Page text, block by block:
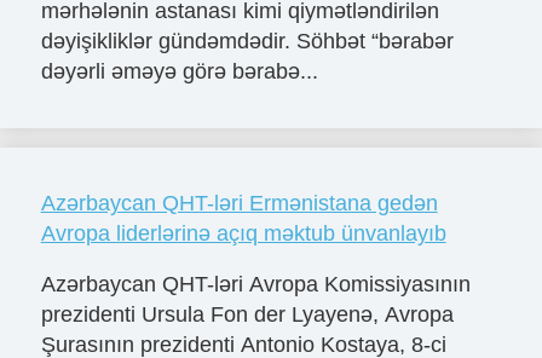
mərhələnin astanası kimi qiymətləndirilən
dəyişikliklər gündəmdədir. Söhbət “bərabər
dəyərli əməyə görə bərabə...
Azərbaycan QHT-ləri Ermənistana gedən
Avropa liderlərinə açıq məktub ünvanlayıb
Azərbaycan QHT-ləri Avropa Komissiyasının
prezidenti Ursula Fon der Lyayenə, Avropa
Şurasının prezidenti Antonio Kostaya, 8-ci